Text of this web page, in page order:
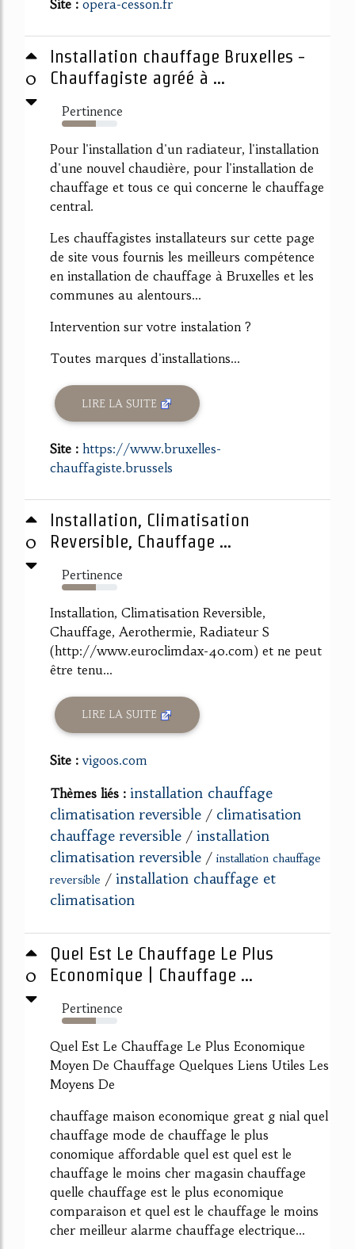
Site : opera-cesson.fr
0
Installation chauffage Bruxelles -
Chauffagiste agréé à ...
Pertinence
62%
Pour l'installation d'un radiateur, l'installation
d'une nouvel chaudière, pour l'installation de
chauffage et tous ce qui concerne le chauffage
central.
Les chauffagistes installateurs sur cette page
de site vous fournis les meilleurs compétence
en installation de chauffage à Bruxelles et les
communes au alentours...
Intervention sur votre instalation ?
Toutes marques d'installations...
LIRE LA SUITE
Site : https://www.bruxelles-
chauffagiste.brussels
0
Installation, Climatisation
Reversible, Chauffage ...
Pertinence
61%
Installation, Climatisation Reversible,
Chauffage, Aerothermie, Radiateur S
(http://www.euroclimdax-40.com) et ne peut
être tenu...
LIRE LA SUITE
Site :vigoos.com
Thèmes liés : installation chauffage
climatisation reversible / climatisation
chauffage reversible / installation
climatisation reversible / installation chauffage
reversible / installation chauffage et
climatisation
0
Quel Est Le Chauffage Le Plus
Economique | Chauffage ...
Pertinence
61%
Quel Est Le Chauffage Le Plus Economique
Moyen De Chauffage Quelques Liens Utiles Les
Moyens De
chauffage maison economique great g nial quel
chauffage mode de chauffage le plus
conomique affordable quel est quel est le
chauffage le moins cher magasin chauffage
quelle chauffage est le plus economique
comparaison et quel est le chauffage le moins
cher meilleur alarme chauffage electrique...